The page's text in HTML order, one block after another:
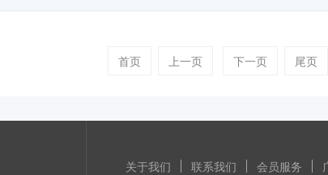
首页 上一页 下一页 尾页
关于我们 联系我们 会员服务